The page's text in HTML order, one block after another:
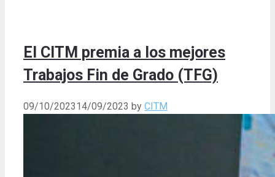
El CITM premia a los mejores
Trabajos Fin de Grado (TFG)
09/10/202314/09/2023 by CITM